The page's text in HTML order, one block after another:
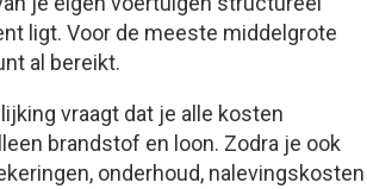
ligt. Voor de meeste middelgrote
al bereikt.
vraagt dat je alle kosten
brandstof en loon. Zodra je ook
onderhoud, nalevingskosten